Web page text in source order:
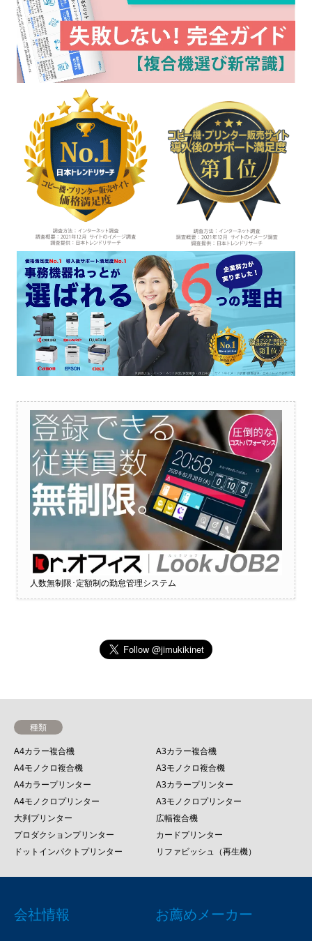
人数無制限･定額制の勤怠管理システム
種類
A4カラー複合機
A3カラー複合機
A4モノクロ複合機
A3モノクロ複合機
A4カラープリンター
A3カラープリンター
A4モノクロプリンター
A3モノクロプリンター
大判プリンター
広幅複合機
プロダクションプリンター
カードプリンター
ドットインパクトプリンター
リファビッシュ（再生機）
会社情報 お薦めメーカー